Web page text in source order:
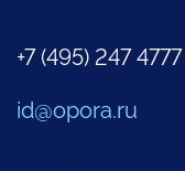
+7 (495) 247 4777
id@opora.ru